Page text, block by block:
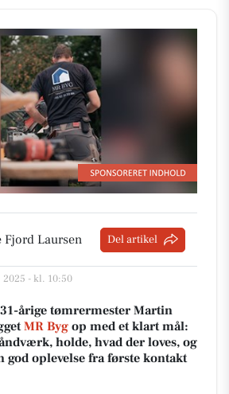
Fjord Laursen Del artikel
2025 - kl. 10:50
årige tømrermester Martin
MR Byg op med et klart mål:
holde, hvad der loves, og
god oplevelse fra første kontakt